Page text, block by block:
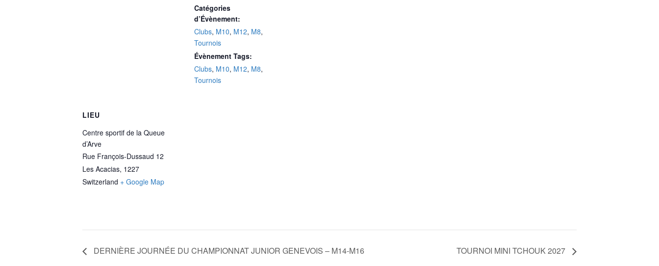
Catégories
d’Évènement:
Clubs, M10, M12, M8,
Tournois
Évènement Tags:
Clubs, M10, M12, M8,
Tournois
LIEU
Centre sportif de la Queue
d’Arve
Rue François-Dussaud 12
Les Acacias, 1227
Switzerland + Google Map
DERNIÈRE JOURNÉE DU CHAMPIONNAT JUNIOR GENEVOIS – M14-M16 TOURNOI MINI TCHOUK 2027